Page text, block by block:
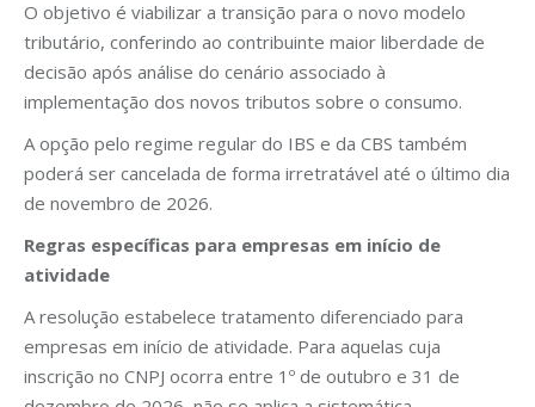
O objetivo é viabilizar a transição para o novo modelo
tributário, conferindo ao contribuinte maior liberdade de
decisão após análise do cenário associado à
implementação dos novos tributos sobre o consumo.
A opção pelo regime regular do IBS e da CBS também
poderá ser cancelada de forma irretratável até o último dia
de novembro de 2026.
Regras específicas para empresas em início de
atividade
A resolução estabelece tratamento diferenciado para
empresas em início de atividade. Para aquelas cuja
inscrição no CNPJ ocorra entre 1º de outubro e 31 de